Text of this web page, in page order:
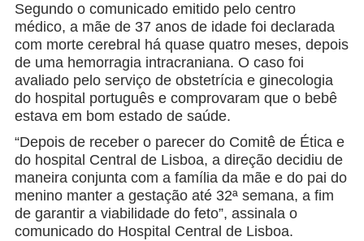
Segundo o comunicado emitido pelo centro
médico, a mãe de 37 anos de idade foi declarada
com morte cerebral há quase quatro meses, depois
de uma hemorragia intracraniana. O caso foi
avaliado pelo serviço de obstetrícia e ginecologia
do hospital português e comprovaram que o bebê
estava em bom estado de saúde.
“Depois de receber o parecer do Comitê de Ética e
do hospital Central de Lisboa, a direção decidiu de
maneira conjunta com a família da mãe e do pai do
menino manter a gestação até 32ª semana, a fim
de garantir a viabilidade do feto”, assinala o
comunicado do Hospital Central de Lisboa.